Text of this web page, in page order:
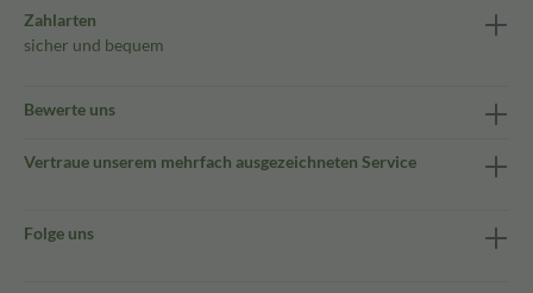
Zahlarten
sicher und bequem
Bewerte uns
Vertraue unserem mehrfach ausgezeichneten Service
Folge uns